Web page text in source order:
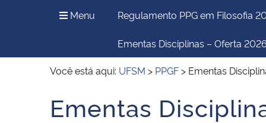
Secretaria de Governo
Gabinete de Segurança
Institucional
Menu Menu Principal do Sítio
Regulamento PPG em Filosofia
Ementas Disciplinas – Oferta
Você está aqui: UFSM > PPGF > Ementas
Início do conteúdo
Ementas